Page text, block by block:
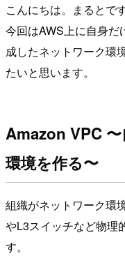
こんにちは。まるとです
今回はAWS上に自身だ
成したネットワーク環
たいと思います。
Amazon VPC
環境を作る〜
組織がネットワーク環
やL3スイッチなど物理
す。